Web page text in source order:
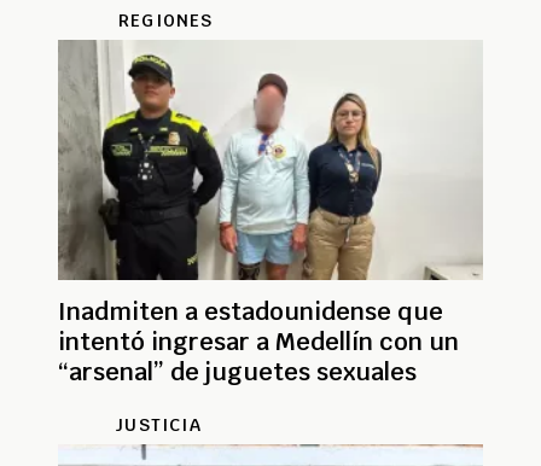
REGIONES
Inadmiten a estadounidense que
intentó ingresar a Medellín con un
“arsenal” de juguetes sexuales
JUSTICIA